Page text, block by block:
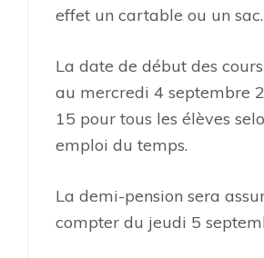
effet un cartable ou un sac.
La date de début des
au mercredi 4 septembre
15 pour tous les élèves
emploi du temps.
La demi-pension sera
compter du jeudi 5